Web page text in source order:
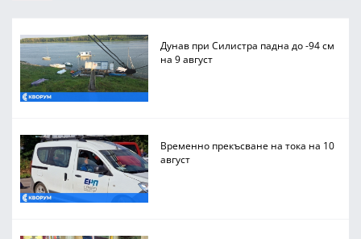
Дунав при Силистра падна до -94 см
на 9 август
Временно прекъсване на тока на 10
август